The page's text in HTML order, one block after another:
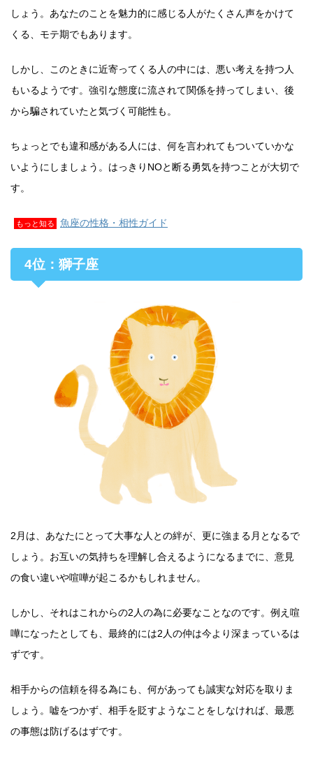
しょう。あなたのことを魅力的に感じる人がたくさん声をかけて
くる、モテ期でもあります。
しかし、このときに近寄ってくる人の中には、悪い考えを持つ人
もいるようです。強引な態度に流されて関係を持ってしまい、後
から騙されていたと気づく可能性も。
ちょっとでも違和感がある人には、何を言われてもついていかな
いようにしましょう。はっきりNOと断る勇気を持つことが大切で
す。
もっと知る 魚座の性格・相性ガイド
4位：獅子座
2月は、あなたにとって大事な人との絆が、更に強まる月となるで
しょう。お互いの気持ちを理解し合えるようになるまでに、意見
の食い違いや喧嘩が起こるかもしれません。
しかし、それはこれからの2人の為に必要なことなのです。例え喧
嘩になったとしても、最終的には2人の仲は今より深まっているは
ずです。
相手からの信頼を得る為にも、何があっても誠実な対応を取りま
しょう。嘘をつかず、相手を貶すようなことをしなければ、最悪
の事態は防げるはずです。